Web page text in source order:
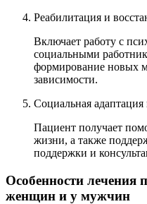
Реабилитация и
Включает работу с
социальными
формирование новых
зависимости.
Социальная
Пациент получает
жизни, а также
поддержки и
Особенности лечения
женщин и у мужчин